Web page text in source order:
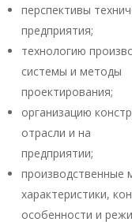
перспективы
предприятия;
технологию
системы и методы
проектирования;
организацию
отрасли и на
предприятии;
производственные
характеристики,
особенности и